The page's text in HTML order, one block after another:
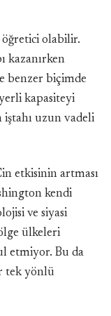
olabilir.
kazanırken
benzer biçimde
kapasiteyi
iştahı uzun vadeli
etkisinin artması
kendi
ve siyasi
ülkeleri
etmiyor. Bu da
tek yönlü